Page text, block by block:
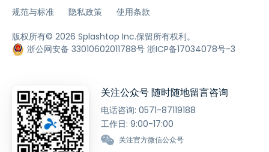
规范与标准 隐私政策 使用条款
版权所有© 2026 Splashtop Inc.保留所有权利。
浙公网安备 33010602011788号 浙ICP备17034078号-3
关注公众号 随时随地留言咨询
电话咨询: 0571-87119188
工作日: 9:00-17:00
关注官方微信公众号